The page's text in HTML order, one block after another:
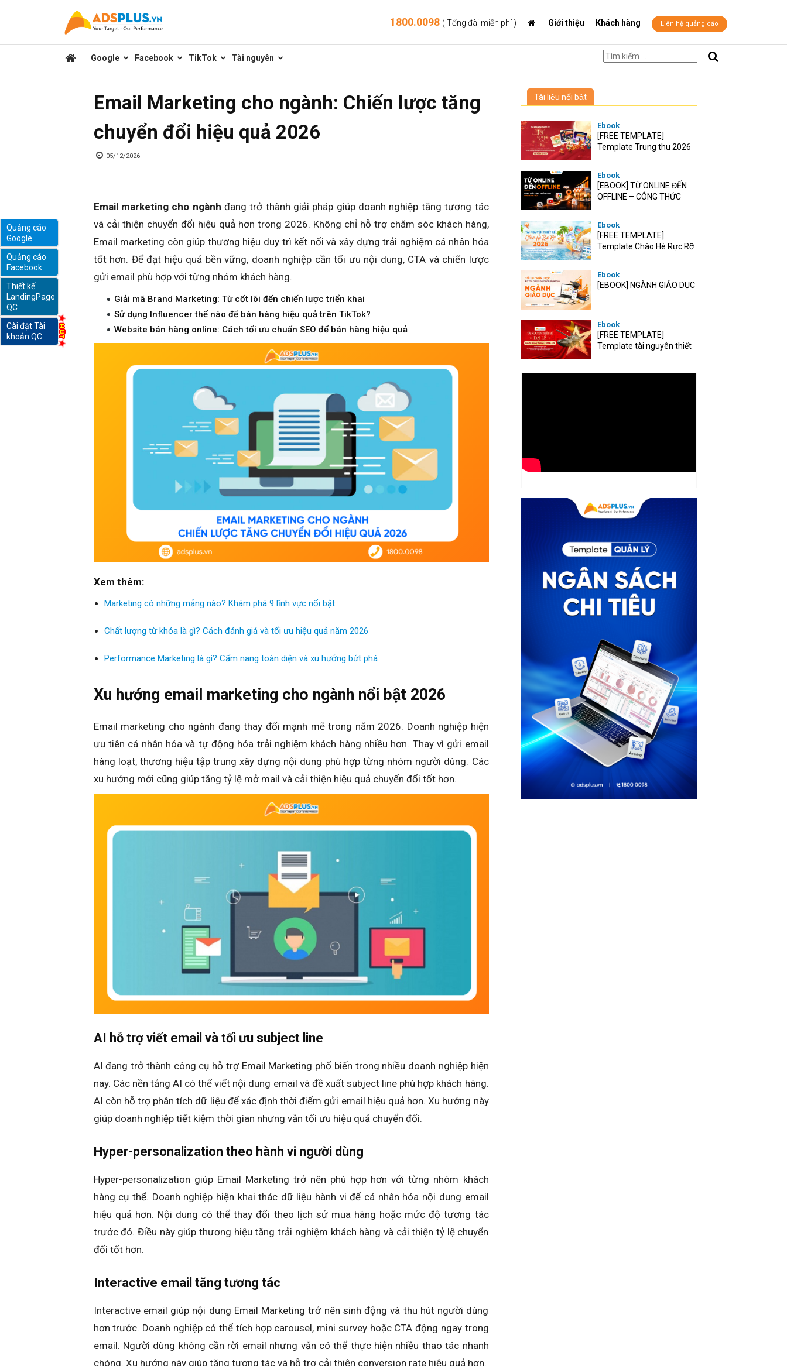
sẻ
marketing
1800.0098 ( Tổng đài miễn phí ) Giới thiệu Khách hàng Liên hệ quảng cáo
Google Facebook TikTok Tài nguyên
Email Marketing cho ngành: Chiến lược tăng
chuyển đổi hiệu quả 2026
05/12/2026
Email marketing cho ngành đang trở thành giải pháp giúp doanh nghiệp tăng tương tác
và cải thiện chuyển đổi hiệu quả hơn trong 2026. Không chỉ hỗ trợ chăm sóc khách hàng,
Email marketing còn giúp thương hiệu duy trì kết nối và xây dựng trải nghiệm cá nhân hóa
tốt hơn. Để đạt hiệu quả bền vững, doanh nghiệp cần tối ưu nội dung, CTA và chiến lược
gửi email phù hợp với từng nhóm khách hàng.
Giải mã Brand Marketing: Từ cốt lõi đến chiến lược triển khai
Sử dụng Influencer thế nào để bán hàng hiệu quả trên TikTok?
Website bán hàng online: Cách tối ưu chuẩn SEO để bán hàng hiệu quả
Xem thêm:
Marketing có những mảng nào? Khám phá 9 lĩnh vực nổi bật
Chất lượng từ khóa là gì? Cách đánh giá và tối ưu hiệu quả năm 2026
Performance Marketing là gì? Cẩm nang toàn diện và xu hướng bứt phá
Xu hướng email marketing cho ngành nổi bật 2026
Email marketing cho ngành đang thay đổi mạnh mẽ trong năm 2026. Doanh nghiệp hiện
ưu tiên cá nhân hóa và tự động hóa trải nghiệm khách hàng nhiều hơn. Thay vì gửi email
hàng loạt, thương hiệu tập trung xây dựng nội dung phù hợp từng nhóm người dùng. Các
xu hướng mới cũng giúp tăng tỷ lệ mở mail và cải thiện hiệu quả chuyển đổi tốt hơn.
AI hỗ trợ viết email và tối ưu subject line
AI đang trở thành công cụ hỗ trợ Email Marketing phổ biến trong nhiều doanh nghiệp hiện
nay. Các nền tảng AI có thể viết nội dung email và đề xuất subject line phù hợp khách hàng.
AI còn hỗ trợ phân tích dữ liệu để xác định thời điểm gửi email hiệu quả hơn. Xu hướng này
giúp doanh nghiệp tiết kiệm thời gian nhưng vẫn tối ưu hiệu quả chuyển đổi.
Hyper-personalization theo hành vi người dùng
Hyper-personalization giúp Email Marketing trở nên phù hợp hơn với từng nhóm khách
hàng cụ thể. Doanh nghiệp hiện khai thác dữ liệu hành vi để cá nhân hóa nội dung email
hiệu quả hơn. Nội dung có thể thay đổi theo lịch sử mua hàng hoặc mức độ tương tác
trước đó. Điều này giúp thương hiệu tăng trải nghiệm khách hàng và cải thiện tỷ lệ chuyển
đổi tốt hơn.
Interactive email tăng tương tác
Interactive email giúp nội dung Email Marketing trở nên sinh động và thu hút người dùng
hơn trước. Doanh nghiệp có thể tích hợp carousel, mini survey hoặc CTA động ngay trong
email. Người dùng không cần rời email nhưng vẫn có thể thực hiện nhiều thao tác nhanh
chóng. Xu hướng này giúp tăng tương tác và hỗ trợ cải thiện conversion rate hiệu quả hơn.
Quảng cáo
Google
Quảng cáo
Facebook
Thiết kế
LandingPage
QC
Cài đặt Tài
khoản QC
Tài liệu nổi bật
Ebook
[FREE TEMPLATE]
Template Trung thu 2026
Ebook
[EBOOK] TỪ ONLINE ĐẾN
OFFLINE – CÔNG THỨC
Ebook
[FREE TEMPLATE]
Template Chào Hè Rực Rỡ
Ebook
[EBOOK] NGÀNH GIÁO DỤC
Ebook
[FREE TEMPLATE]
Template tài nguyên thiết